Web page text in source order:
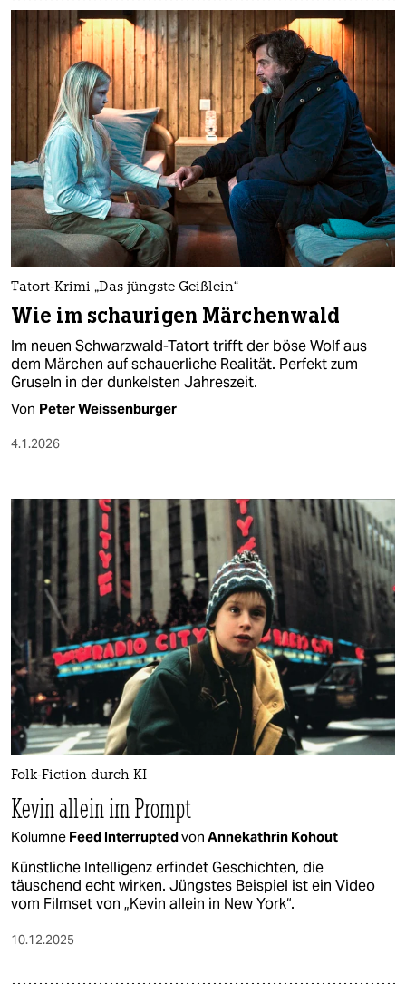
Tatort-Krimi „Das jüngste Geißlein“
Wie im schaurigen Märchenwald
Im neuen Schwarzwald-Tatort trifft der böse Wolf aus
dem Märchen auf schauerliche Realität. Perfekt zum
Gruseln in der dunkelsten Jahreszeit.
Von Peter Weissenburger
4.1.2026
Folk-Fiction durch KI
Kevin allein im Prompt
Kolumne Feed Interruptedvon Annekathrin Kohout
Künstliche Intelligenz erfindet Geschichten, die
täuschend echt wirken. Jüngstes Beispiel ist ein Video
vom Filmset von „Kevin allein in New York“.
10.12.2025